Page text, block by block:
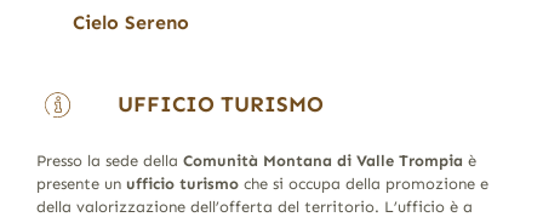
Cielo Sereno
UFFICIO TURISMO
Presso la sede della Comunità Montana di Valle Trompia è
presente un ufficio turismoche si occupa della promozione e
della valorizzazione dell’offerta del territorio. L’ufficio è a